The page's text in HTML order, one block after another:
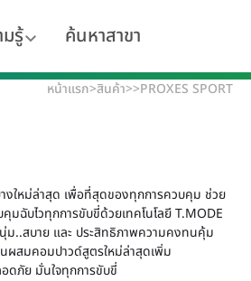
รู้ ค้นหาสาขา
หน้าแรก>สินค้า>>PROXES SPORT
งใหม่ล่าสุด เพื่อที่สุดของทุกการควบคุม ช่วย
มฉับไวทุกการขับขี่ด้วยเทคโนโลยี T.MODE
ม..สบาย และ ประสิทธิภาพความคงทนคุ้ม
ผสมคอมปาวด์สูตรใหม่ล่าสุดเพิ่ม
ดภัย มั่นใจทุกการขับขี่